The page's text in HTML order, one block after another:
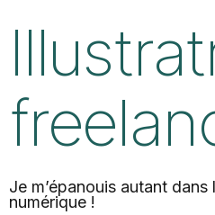
Je m’épanouis autant dans
numérique !